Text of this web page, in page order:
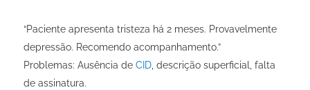
“Paciente apresenta tristeza há 2 meses. Provavelmente
depressão. Recomendo acompanhamento.”
Problemas: Ausência de CID, descrição superficial, falta
de assinatura.